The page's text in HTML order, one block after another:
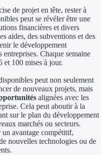
Aides Région
Aides Région
Aides Région
Régions de I à P
Aides Région Île-
Aides Région
de projet en tête, rester à
peut se révéler être une
financières et divers
aides, des subventions et des
le développement
Chaque semaine
et 100 mises à jour.
peut non seulement
de nouveaux projets, mais
alignées avec les
Cela peut aboutir à la
sur le plan du développement
marchés ou secteurs.
avantage compétitif,
nouvelles technologies ou de